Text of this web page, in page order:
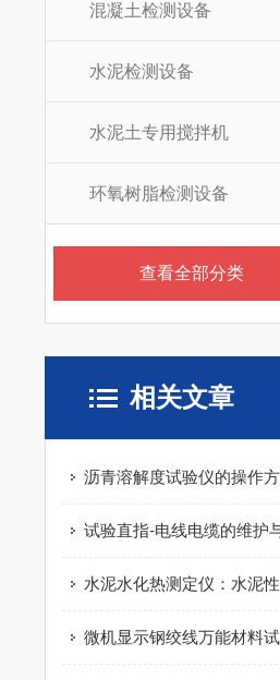
混凝土检测设备
水泥检测设备
水泥土专用搅拌机
环氧树脂检测设备
查看全部分类
相关文章
沥青溶解度试验仪的操作
试验直指-电线电缆的维护